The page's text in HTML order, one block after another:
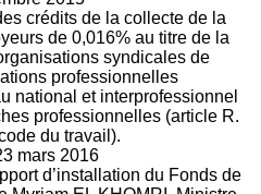
crédits de la collecte de la
de 0,016% au titre de la
syndicales de
professionnelles
national et interprofessionnel
professionnelles (article R.
du travail).
mars 2016
d’installation du Fonds de